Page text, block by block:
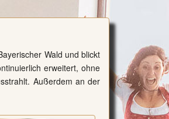
Wald und blickt
erweitert, ohne
Außerdem an der